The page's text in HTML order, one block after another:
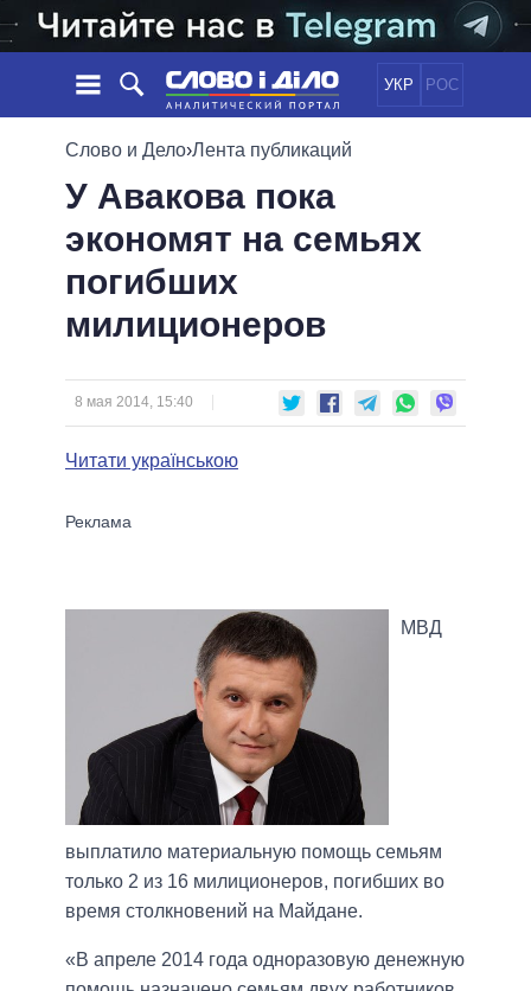
УКР РОС
НОВОСТИ
ЛЕНТА
СОБЫТИЯ
СТАТЬИ
ОБЗОРЫ
ДАЙДЖЕСТЫ
ПОЛИТИКА
ЭКОНОМИКА
ОБЕЩАНИЯ
ПОЛИТИКИ
ПРЕЗИДЕНТ И ОФИС
ВЕРХОВНАЯ РАДА
КАБИНЕТ МИНИСТРОВ
ПОДДЕРЖАТЬ
СРАВНЕНИЕ ПОЛИТИКОВ
Слово и Дело›Лента публикаций
У Авакова пока
экономят на семьях
погибших
милиционеров
8 мая 2014, 15:40
Читати українською
МВД
выплатило материальную помощь семьям
только 2 из 16 милиционеров, погибших во
время столкновений на Майдане.
«В апреле 2014 года одноразовую денежную